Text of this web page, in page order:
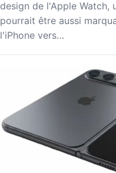
design de l'Apple Watch,
pourrait être aussi
l'iPhone vers…